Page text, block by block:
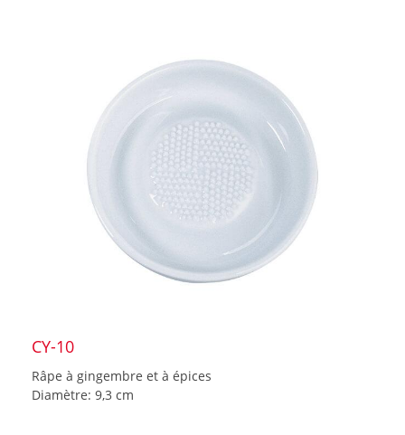
CY-10
Râpe à gingembre et à épices
Diamètre: 9,3 cm